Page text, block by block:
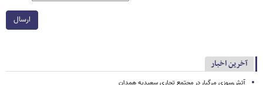
ارسال
آخرین اخبار
آتش‌سوزی مرگبار در مجتمع تجاری سعیدیه همدان